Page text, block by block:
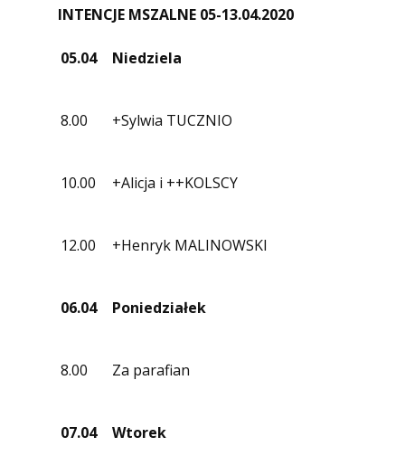
INTENCJE MSZALNE 05-13.04.2020
05.04 Niedziela
8.00 +Sylwia TUCZNIO
10.00 +Alicja i ++KOLSCY
12.00 +Henryk MALINOWSKI
06.04 Poniedziałek
8.00 Za parafian
07.04 Wtorek